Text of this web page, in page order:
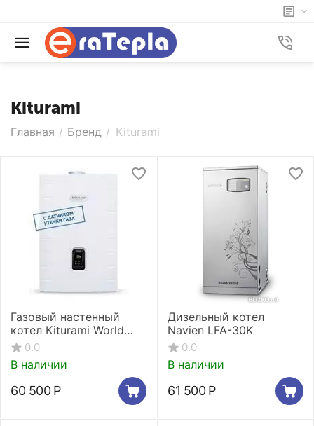
Kiturami
Главная / Бренд / Kiturami
Газовый настенный
котел Kiturami World
Alpha C-15
0.0
В наличии
60 500 Р
Дизельный котел
Navien LFA-30K
0.0
В наличии
61 500 Р